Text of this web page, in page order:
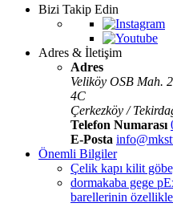
Bizi Takip Edin
Adres & İletişim
Adres
Veliköy OSB Mah.
4C
Çerkezköy /
Telefon Numarası
E-Posta
Önemli Bilgiler
Çelik kapı kilit
dormakaba gege
barellerinin